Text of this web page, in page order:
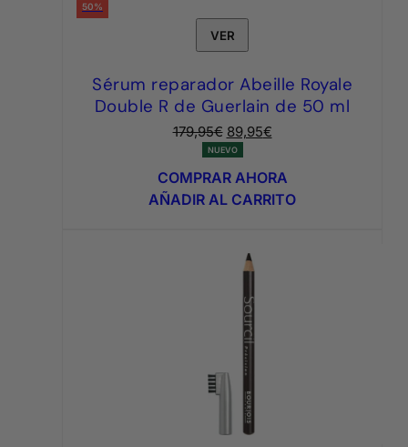
50%
VER
Sérum reparador Abeille Royale
Double R de Guerlain de 50 ml
179,95€ El
precio
original
era:
179,95€.
89,95€El
actual
es:
89,95€.
NUEVO
COMPRAR AHORA
AÑADIR AL CARRITO